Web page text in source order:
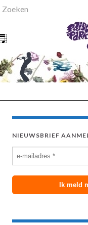
Search for:
NIEUWSBRIEF